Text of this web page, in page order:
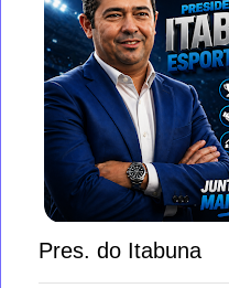
Pres. do Itabuna